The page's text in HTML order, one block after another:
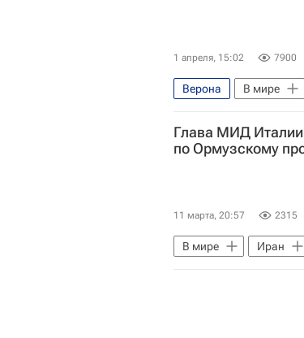
1 апреля, 15:02 7900
Верона В мире
Глава МИД
по Ормузскому
11 марта, 20:57 2315
В мире Иран
МИД Италии